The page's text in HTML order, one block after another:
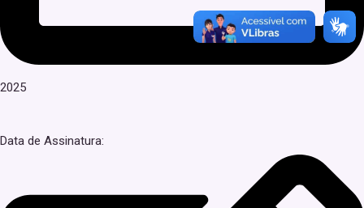
2025
Data de Assinatura: